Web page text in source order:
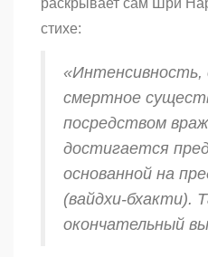
стихе:
«Интенсивность,
смертное
посредством
достигается
основанной на
(вайдхи-бхакти).
окончательный